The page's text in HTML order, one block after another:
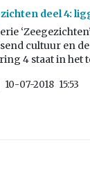
deel 4:
cultuur en
4 staat in het
10-07-2018 15:53